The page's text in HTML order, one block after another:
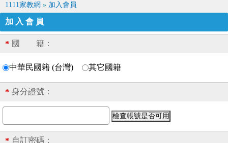
1111家教網 » 加入會員
加入會員
* 國 籍：
中華民國籍 (台灣) 其它國籍
* 身分證號 ：
* 自訂密碼：